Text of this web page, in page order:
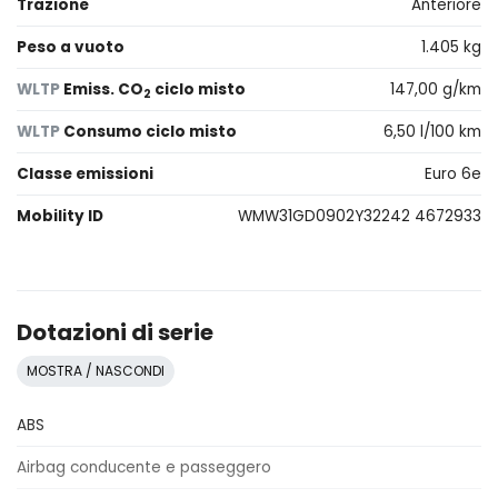
Trazione
Anteriore
Peso a vuoto
1.405 kg
WLTP Emiss. CO2 ciclo misto
147,00 g/km
WLTP Consumo ciclo misto
6,50 l/100 km
Classe emissioni
Euro 6e
Mobility ID
WMW31GD0902Y32242 4672933
Dotazioni di serie
MOSTRA / NASCONDI
ABS
Airbag conducente e passeggero